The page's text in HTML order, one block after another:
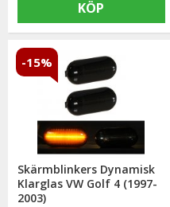
KÖP
Skärmblinkers Dynamisk
Klarglas VW Golf 4 (1997-
2003)
-15%